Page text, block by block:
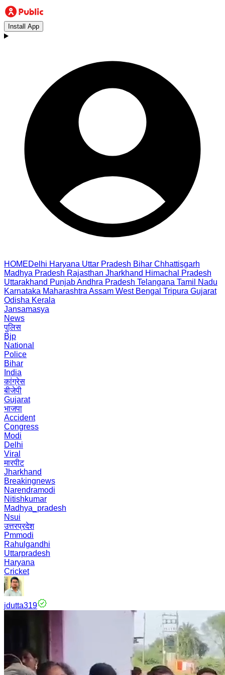
Install App
HOMEDelhi Haryana Uttar Pradesh Bihar Chhattisgarh
Madhya Pradesh Rajasthan Jharkhand Himachal Pradesh
Uttarakhand PunjabAndhra Pradesh Telangana Tamil Nadu
Karnataka Maharashtra Assam West Bengal Tripura Gujarat
Odisha Kerala
Jansamasya
News
पुलिस
Bjp
National
Police
Bihar
India
कांग्रेस
बीजेपी
Gujarat
भाजपा
Accident
Congress
Modi
Delhi
Viral
मारपीट
Jharkhand
Breakingnews
Narendramodi
Nitishkumar
Madhya_pradesh
Nsui
उत्तरप्रदेश
Pmmodi
Rahulgandhi
Uttarpradesh
Haryana
Cricket
jdutta319